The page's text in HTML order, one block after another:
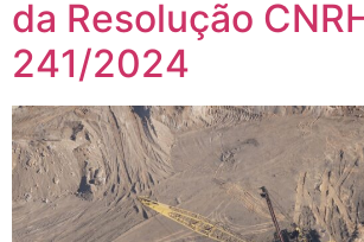
da Resolução
241/2024